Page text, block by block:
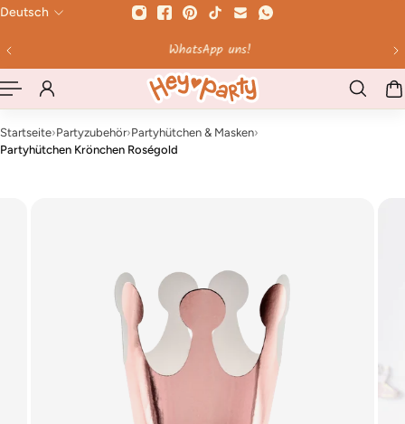
WhatsApp uns!
Deutsch
Startseite›Partyzubehör›Partyhütchen & Masken›
Partyhütchen Krönchen Roségold